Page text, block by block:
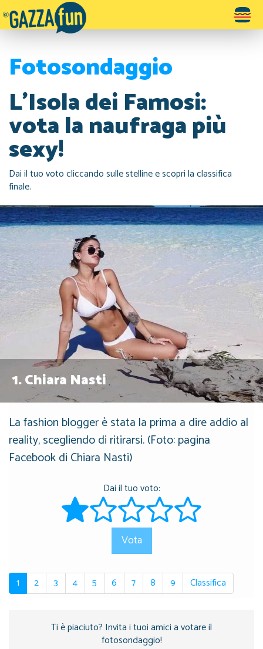
Toggle
Fotosondaggio
L'Isola dei Famosi:
vota la naufraga più
sexy!
Dai il tuo voto cliccando sulle stelline e scopri la classifica
finale.
1.Chiara Nasti
La fashion blogger è stata la prima a dire addio al
reality, scegliendo di ritirarsi. (Foto: pagina
Facebook di Chiara Nasti)
Dai il tuo voto:
Vota
1 2 3 4 5 6 7 8 9 Classifica
Ti è piaciuto? Invita i tuoi amici a votare il
fotosondaggio!